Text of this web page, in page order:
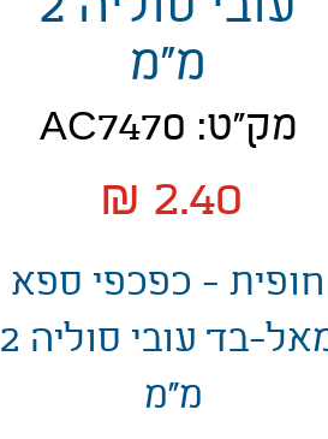
מ"מ
מק"ט: AC7470
חופית - כפכפי ספא
מאל-בד עובי סוליה 2
מ"מ